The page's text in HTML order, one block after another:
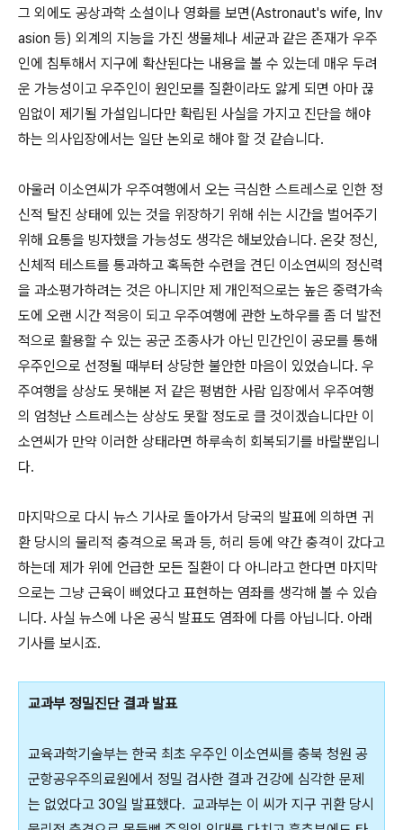
그 외에도 공상과학 소설이나 영화를 보면(Astronaut's wife, Inv
asion 등) 외계의 지능을 가진 생물체나 세균과 같은 존재가 우주
인에 침투해서 지구에 확산된다는 내용을 볼 수 있는데 매우 두려
운 가능성이고 우주인이 원인모를 질환이라도 앓게 되면 아마 끊
임없이 제기될 가설입니다만 확립된 사실을 가지고 진단을 해야
하는 의사입장에서는 일단 논외로 해야 할 것 같습니다.
아울러 이소연씨가 우주여행에서 오는 극심한 스트레스로 인한 정
신적 탈진 상태에 있는 것을 위장하기 위해 쉬는 시간을 벌어주기
위해 요통을 빙자했을 가능성도 생각은 해보았습니다. 온갖 정신,
신체적 테스트를 통과하고 혹독한 수련을 견딘 이소연씨의 정신력
을 과소평가하려는 것은 아니지만 제 개인적으로는 높은 중력가속
도에 오랜 시간 적응이 되고 우주여행에 관한 노하우를 좀 더 발전
적으로 활용할 수 있는 공군 조종사가 아닌 민간인이 공모를 통해
우주인으로 선정될 때부터 상당한 불안한 마음이 있었습니다. 우
주여행을 상상도 못해본 저 같은 평범한 사람 입장에서 우주여행
의 엄청난 스트레스는 상상도 못할 정도로 클 것이겠습니다만 이
소연씨가 만약 이러한 상태라면 하루속히 회복되기를 바랄뿐입니
다.
마지막으로 다시 뉴스 기사로 돌아가서 당국의 발표에 의하면 귀
환 당시의 물리적 충격으로 목과 등, 허리 등에 약간 충격이 갔다고
하는데 제가 위에 언급한 모든 질환이 다 아니라고 한다면 마지막
으로는 그냥 근육이 삐었다고 표현하는 염좌를 생각해 볼 수 있습
니다. 사실 뉴스에 나온 공식 발표도 염좌에 다름 아닙니다. 아래
기사를 보시죠.
교과부 정밀진단 결과 발표
교육과학기술부는 한국 최초 우주인 이소연씨를 충북 청원 공
군항공우주의료원에서 정밀 검사한 결과 건강에 심각한 문제
는 없었다고 30일 발표했다. 교과부는 이 씨가 지구 귀환 당시